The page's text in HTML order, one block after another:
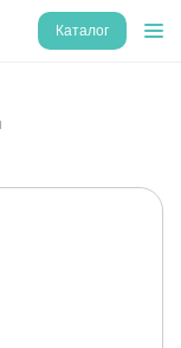
Каталог